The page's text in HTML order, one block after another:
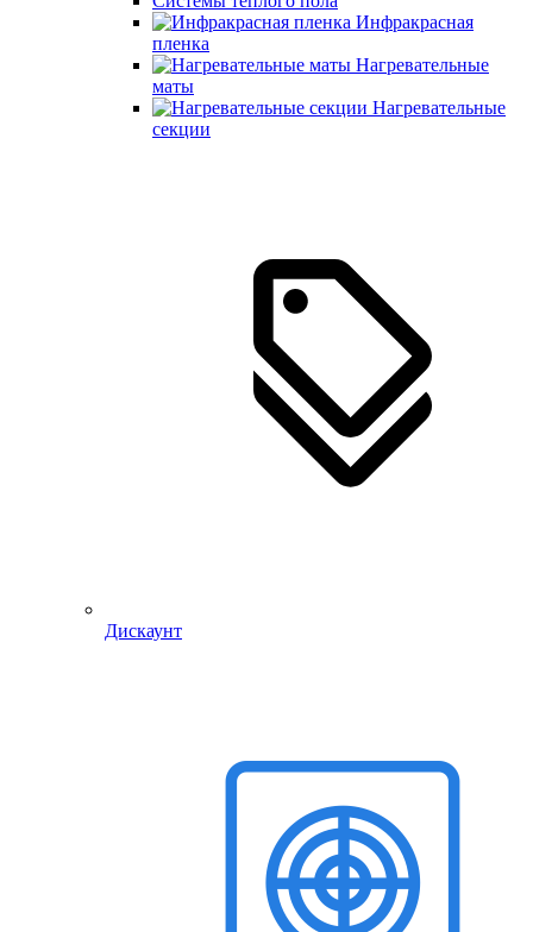
Инфракрасная
пленка
Нагревательные
маты
Нагревательные
секции
Дискаунт